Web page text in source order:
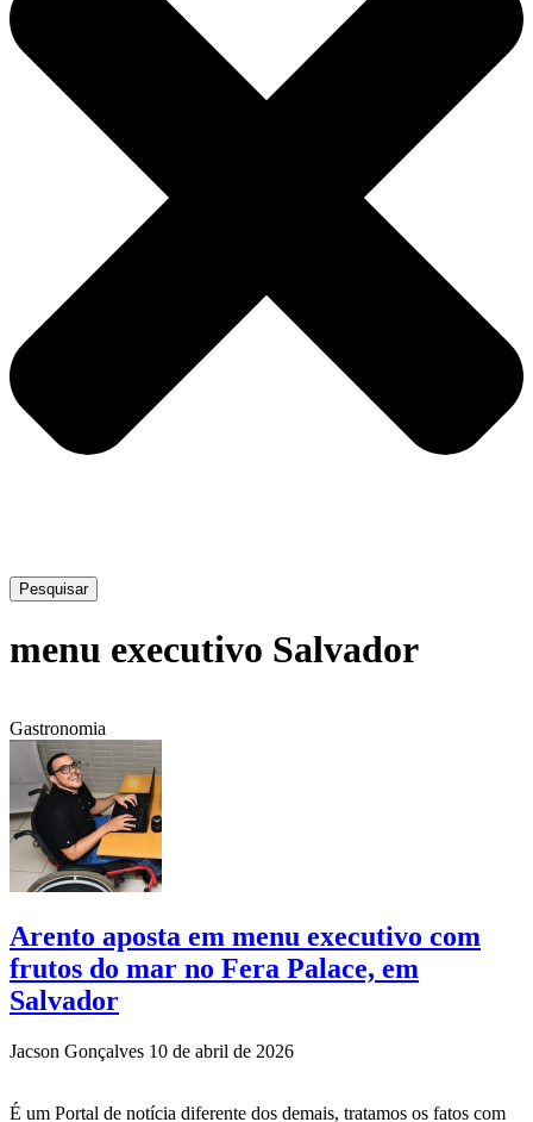
Pesquisar
menu executivo Salvador
Gastronomia
Arento aposta em menu executivo com
frutos do mar no Fera Palace, em
Salvador
Jacson Gonçalves 10 de abril de 2026
É um Portal de notícia diferente dos demais, tratamos os fatos com